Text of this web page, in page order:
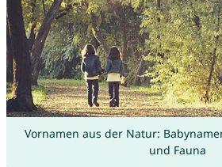
Vornamen aus der Natur:
und Fauna